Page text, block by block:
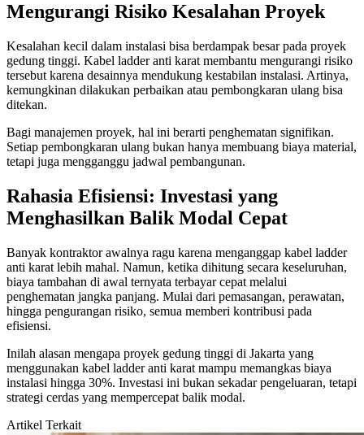
Mengurangi Risiko Kesalahan Proyek
Kesalahan kecil dalam instalasi bisa berdampak besar pada proyek
gedung tinggi. Kabel ladder anti karat membantu mengurangi risiko
tersebut karena desainnya mendukung kestabilan instalasi. Artinya,
kemungkinan dilakukan perbaikan atau pembongkaran ulang bisa
ditekan.
Bagi manajemen proyek, hal ini berarti penghematan signifikan.
Setiap pembongkaran ulang bukan hanya membuang biaya material,
tetapi juga mengganggu jadwal pembangunan.
Rahasia Efisiensi: Investasi yang
Menghasilkan Balik Modal Cepat
Banyak kontraktor awalnya ragu karena menganggap kabel ladder
anti karat lebih mahal. Namun, ketika dihitung secara keseluruhan,
biaya tambahan di awal ternyata terbayar cepat melalui
penghematan jangka panjang. Mulai dari pemasangan, perawatan,
hingga pengurangan risiko, semua memberi kontribusi pada
efisiensi.
Inilah alasan mengapa proyek gedung tinggi di Jakarta yang
menggunakan kabel ladder anti karat mampu memangkas biaya
instalasi hingga 30%. Investasi ini bukan sekadar pengeluaran, tetapi
strategi cerdas yang mempercepat balik modal.
Artikel Terkait